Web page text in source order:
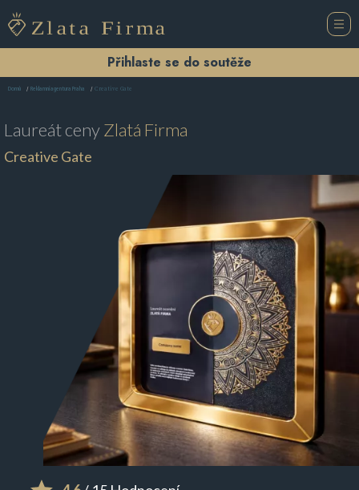
Přihlaste se do soutěže
Domů Reklamní agentura Praha Creative Gate
Laureát cenyZlatá Firma
Creative Gate